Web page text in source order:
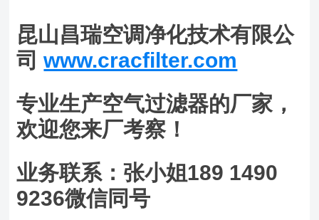
昆山昌瑞空调净化技术有限公
司www.cracfilter.com
专业生产空气过滤器的厂家，
欢迎您来厂考察！
业务联系：张小姐189 1490
9236微信同号